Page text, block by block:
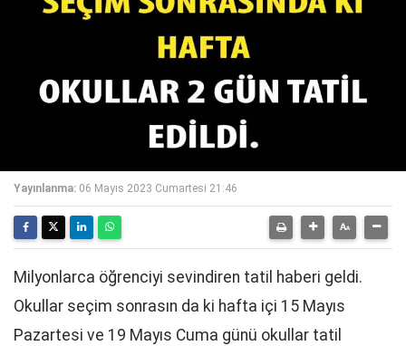
Yayınlanma: 06 Mayıs 2023 Cumartesi 21:46
Milyonlarca öğrenciyi sevindiren tatil haberi geldi.
Okullar seçim sonrasın da ki hafta içi 15 Mayıs
Pazartesi ve 19 Mayıs Cuma günü okullar tatil